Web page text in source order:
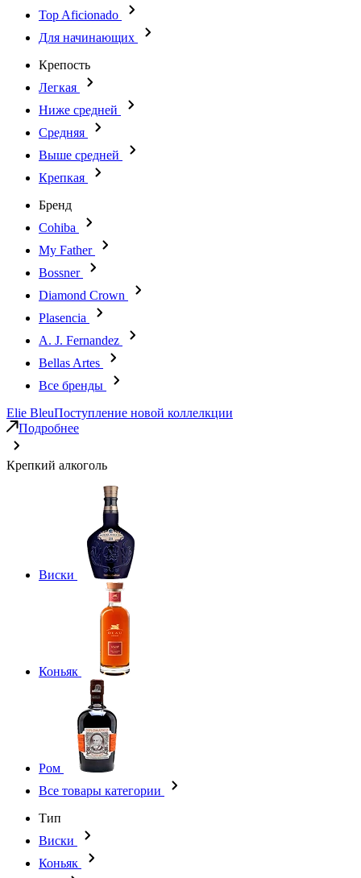
Top Aficionado
Для начинающих
Крепость
Легкая
Ниже средней
Средняя
Выше средней
Крепкая
Бренд
Cohiba
My Father
Bossner
Diamond Crown
Plasencia
A. J. Fernandez
Bellas Artes
Все бренды
Elie BleuПоступление новой коллелкции
Подробнее
Крепкий алкоголь
Виски
Коньяк
Ром
Все товары категории
Тип
Виски
Коньяк